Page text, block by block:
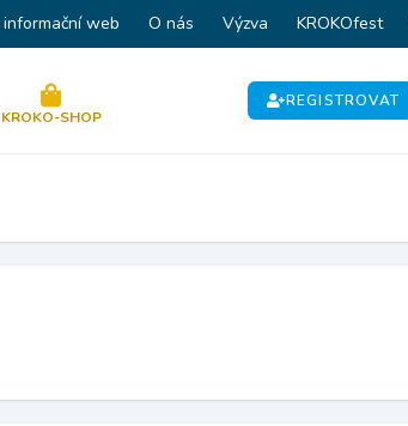
web O nás Výzva KROKOfest
KROKO-SHOP
REGISTROVAT